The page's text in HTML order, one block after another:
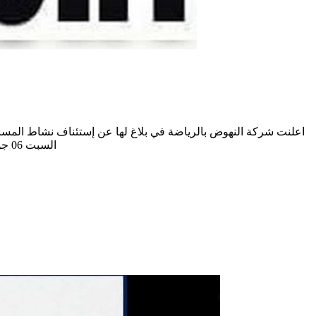
السبت 06 جوان 2020. وتدعوا أصحاب نقاط البيع إلى حسن الاستعداد لإنجاح استئناف نشاطهم والحرص على تعليق البروتوكول الصحي وتطبيق ماجاء فيه